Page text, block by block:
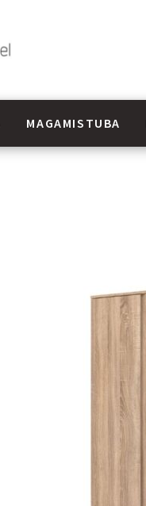
MAGAMISTUBA